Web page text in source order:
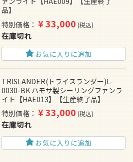
品】
特別価格
¥33,000 税込
在庫切れ
お気に入りに追加
TRISLANDER(トライスランダー)L-
0030-BK ハモサ製シーリングファンラ
イト【HAE013】【生産終了品】
特別価格
¥33,000 税込
在庫切れ
お気に入りに追加